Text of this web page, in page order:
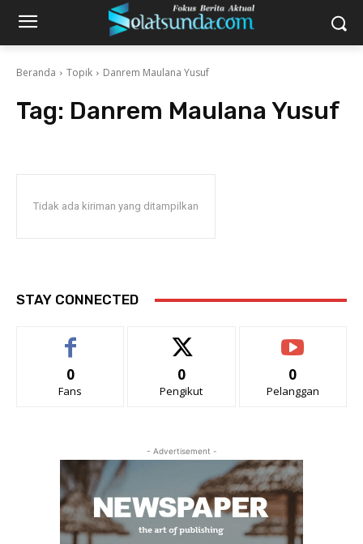
Beranda Topik Danrem Maulana Yusuf
Tag: Danrem Maulana Yusuf
Tidak ada kiriman yang ditampilkan
STAY CONNECTED
0
Fans
0
Pengikut
0
Pelanggan
- Advertisement -